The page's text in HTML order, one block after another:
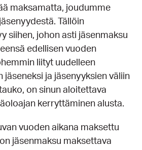
maksamatta, joudumme
Tällöin
siihen, johon asti jäsenmaksu
edellisen vuoden
liityt uudelleen
ja jäsenyyksien väliin
on sinun aloitettava
kerryttäminen alusta.
vuoden aikana maksettu
jäsenmaksu maksettava